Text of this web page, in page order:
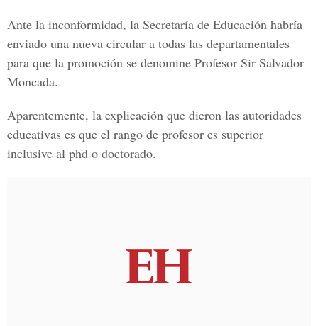
Ante la inconformidad, la Secretaría de Educación habría
enviado una nueva circular a todas las departamentales
para que la promoción se denomine Profesor Sir Salvador
Moncada.
Aparentemente, la explicación que dieron las autoridades
educativas es que el rango de profesor es superior
inclusive al phd o doctorado.